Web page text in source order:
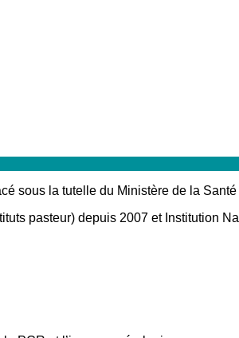
sous la tutelle du Ministère de la
pasteur) depuis 2007 et Institution